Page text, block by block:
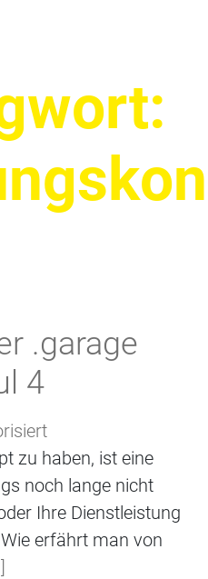
.garage
4
zu haben, ist eine
noch lange nicht
Ihre Dienstleistung
erfährt man von